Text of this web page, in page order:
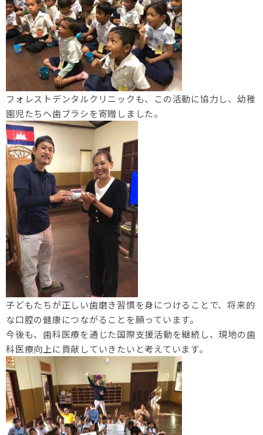
フォレストデンタルクリニックも、この活動に協力し、幼稚
園児たちへ歯ブラシを寄贈しました。
子どもたちが正しい歯磨き習慣を身につけることで、将来的
な口腔の健康につながることを願っています。
今後も、歯科医療を通じた国際支援活動を継続し、現地の歯
科医療向上に貢献していきたいと考えています。